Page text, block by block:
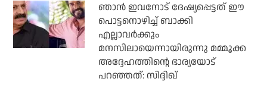
ഞാന്‍ ഇവനോട് ദേഷ്യപ്പെട്ടത് ഈ
പൊട്ടനൊഴിച്ച് ബാക്കി
എല്ലാവര്‍ക്കും
മനസിലായെന്നായിരുന്നു മമ്മൂക്ക
അദ്ദേഹത്തിന്റെ ഭാര്യയോട്
പറഞ്ഞത്: സിദ്ദിഖ്